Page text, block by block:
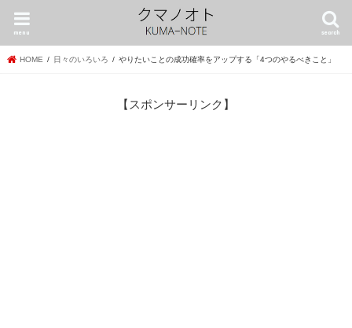
search
menu
HOME 日々のいろいろ やりたいことの成功確率をアップする「4つのやるべきこと」
【スポンサーリンク】